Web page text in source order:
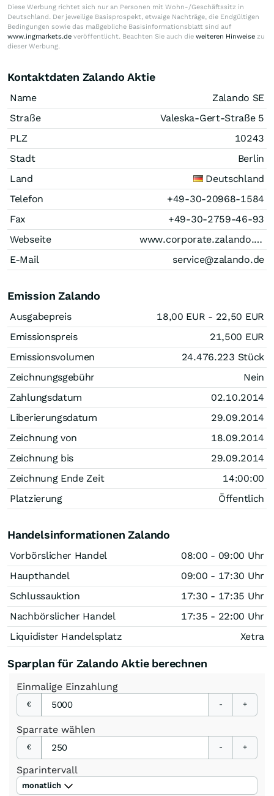
Diese Werbung richtet sich nur an Personen mit Wohn-/Geschäftssitz in
Deutschland. Der jeweilige Basisprospekt, etwaige Nachträge, die Endgültigen
Bedingungen sowie das maßgebliche Basisinformationsblatt sind auf
www.ingmarkets.de veröffentlicht. Beachten Sie auch die weiteren Hinweise zu
dieser Werbung.
Kontaktdaten Zalando Aktie
Name
Zalando SE
Straße
Valeska-Gert-Straße 5
PLZ
10243
Stadt
Berlin
Land
Deutschland
Telefon
+49-30-20968-1584
Fax
+49-30-2759-46-93
Webseite
www.corporate.zalando.de
E-Mail
service@zalando.de
Emission Zalando
Ausgabepreis 18,00 EUR - 22,50 EUR
Emissionspreis
21,500 EUR
Emissionsvolumen
24.476.223 Stück
Zeichnungsgebühr
Nein
Zahlungsdatum
02.10.2014
Liberierungsdatum
29.09.2014
Zeichnung von
18.09.2014
Zeichnung bis
29.09.2014
Zeichnung Ende Zeit
14:00:00
Platzierung
Öffentlich
Handelsinformationen Zalando
Vorbörslicher Handel
08:00 - 09:00 Uhr
Haupthandel
09:00 - 17:30 Uhr
Schlussauktion
17:30 - 17:35 Uhr
Nachbörslicher Handel
17:35 - 22:00 Uhr
Liquidister Handelsplatz
Xetra
Sparplan für Zalando Aktie berechnen
Einmalige Einzahlung
€ - +
Sparrate wählen
€ - +
Sparintervall
monatlich